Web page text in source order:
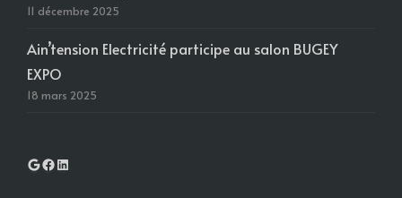
11 décembre 2025
Ain’tension Electricité participe au salon BUGEY
EXPO
18 mars 2025